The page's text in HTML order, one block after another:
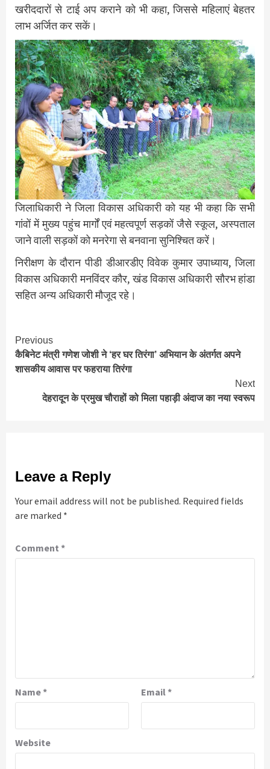
खरीददारों से टाई अप कराने को भी कहा, जिससे महिलाएं बेहतर
लाभ अर्जित कर सकें।
जिलाधिकारी ने जिला विकास अधिकारी को यह भी कहा कि सभी
गांवों में मुख्य पहुंच मार्गों एवं महत्वपूर्ण सड़कों जैसे स्कूल, अस्पताल
जाने वाली सड़कों को मनरेगा से बनवाना सुनिश्चित करें।
निरीक्षण के दौरान पीडी डीआरडीए विवेक कुमार उपाध्याय, जिला
विकास अधिकारी मनविंदर कौर, खंड विकास अधिकारी सौरभ हांडा
सहित अन्य अधिकारी मौजूद रहे।
Continue
Reading
Previous
कैबिनेट मंत्री गणेश जोशी ने ‘हर घर तिरंगा’ अभियान के अंतर्गत अपने
शासकीय आवास पर फहराया तिरंगा
Next
देहरादून के प्रमुख चौराहों को मिला पहाड़ी अंदाज का नया स्वरूप
Leave a Reply
Your email address will not be published. Required fields
are marked *
Comment *
Name* Email *
Website